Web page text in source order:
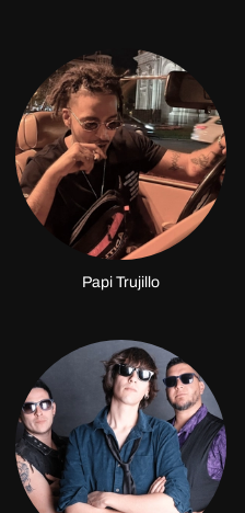
Papi Trujillo